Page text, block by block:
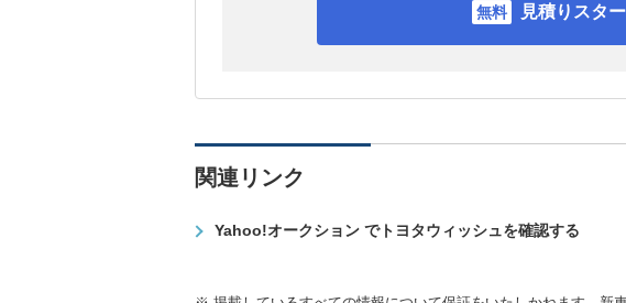
見積りスタ
関連リンク
Yahoo!オークション でトヨタウィッシュを確認する